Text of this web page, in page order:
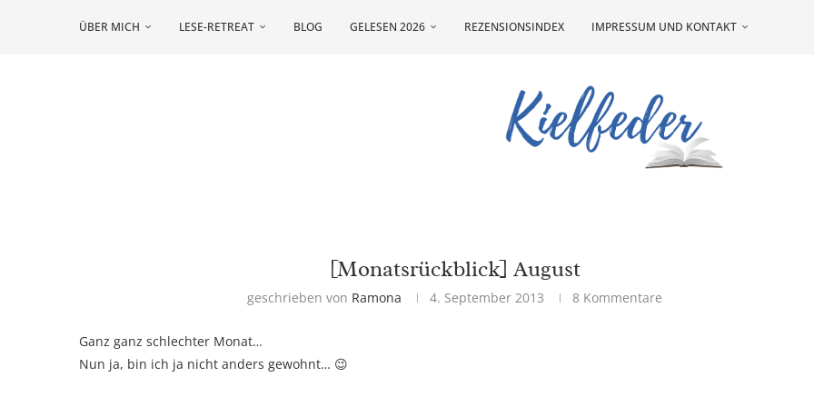
ÜBER MICH LESE-RETREAT BLOG GELESEN 2026 REZENSIONSINDEX IMPRESSUM UND KONTAKT
[Monatsrückblick] August
geschrieben von Ramona 4. September 2013 8 Kommentare
Ganz ganz schlechter Monat…
Nun ja, bin ich ja nicht anders gewohnt… 😉